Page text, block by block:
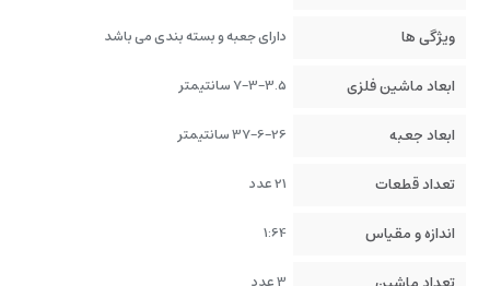
ویژگی ها دارای جعبه و بسته بندی می باشد
ابعاد ماشین فلزی 7-3-3.5 سانتیمتر
ابعاد جعبه 37-6-26 سانتیمتر
تعداد قطعات 21 عدد
اندازه و مقیاس 1:64